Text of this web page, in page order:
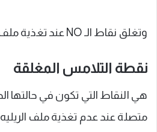
وتغلق نقاط الـ NO عند تغذية ملف الريليه
نقطة التلامس المغلقة
هي النقاط التي تكون في حالتها
متصلة عند عدم تغذية ملف الريليه